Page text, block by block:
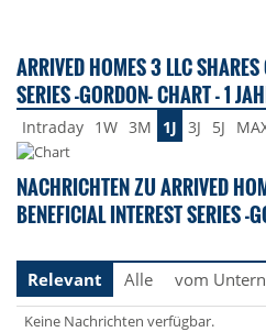
ARRIVED HOMES 3 LLC
SERIES -GORDON- CHART - 1
Intraday 1W 3M 1J 3J 5J
NACHRICHTEN ZU ARRIVED
BENEFICIAL INTEREST SERIES -
Relevant
Alle vom
Keine Nachrichten verfügbar.